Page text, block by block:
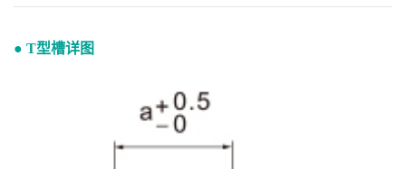
● T型槽详图